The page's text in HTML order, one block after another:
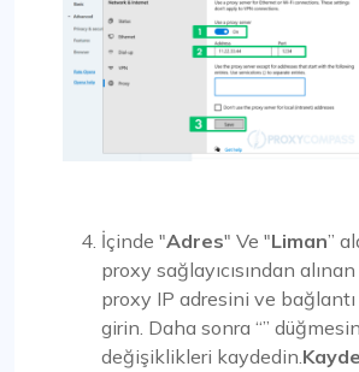
İçinde "Adres" Ve "Liman”
proxy sağlayıcısından
proxy IP adresini ve bağlantı
girin. Daha sonra “”
değişiklikleri kaydedin.